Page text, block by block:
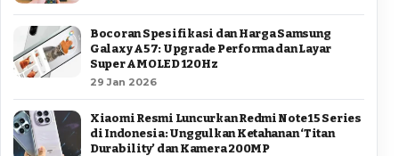
Bocoran Spesifikasi dan Harga Samsung
Galaxy A57: Upgrade Performa dan Layar
Super AMOLED 120Hz
29 Jan 2026
Xiaomi Resmi Luncurkan Redmi Note 15 Series
di Indonesia: Unggulkan Ketahanan ‘Titan
Durability’ dan Kamera 200MP